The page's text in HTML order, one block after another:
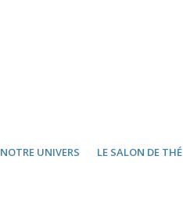
NOTRE UNIVERS LE SALON DE THÉ